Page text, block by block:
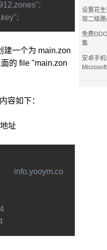
建一个为 main.zon
的 file "main.zon
容如下：
址
info.yooym.co
设置花
现二级
免费
集
安卓手